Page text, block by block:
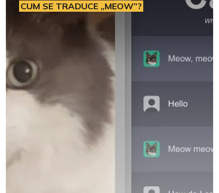
CUM SE TRADUCE „MEOW”?